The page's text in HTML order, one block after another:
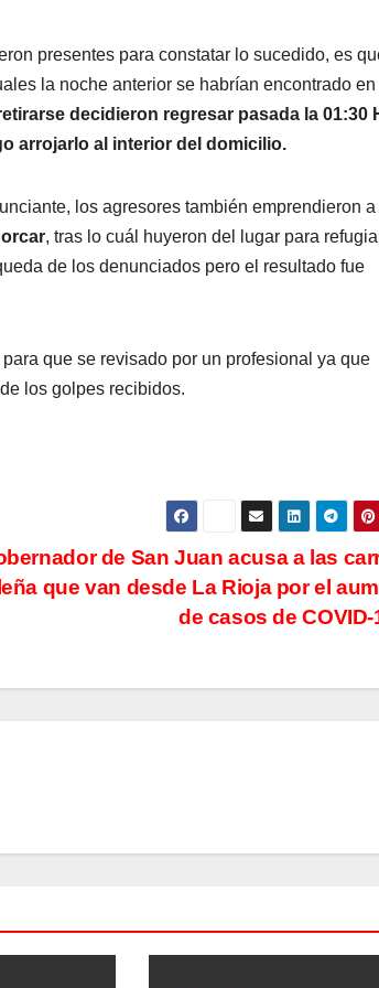
presentes para constatar lo sucedido, es
la noche anterior se habrían encontrado en
decidieron regresar pasada la 01:30
arrojarlo al interior del domicilio.
los agresores también emprendieron a
, tras lo cuál huyeron del lugar para
de los denunciados pero el resultado fue
que se revisado por un profesional ya que
los golpes recibidos.
de San Juan acusa a las
que van desde La Rioja por el
de casos de COVID-